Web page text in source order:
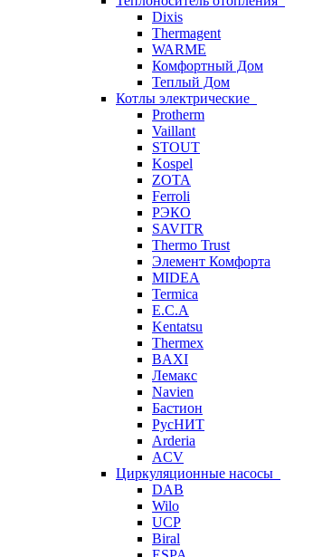
Dixis
Thermagent
WARME
Комфортный Дом
Теплый Дом
Котлы электрические
Protherm
Vaillant
STOUT
Kospel
ZOTA
Ferroli
РЭКО
SAVITR
Thermo Trust
Элемент Комфорта
MIDEA
Termica
E.C.A
Kentatsu
Thermex
BAXI
Лемакс
Navien
Бастион
РусНИТ
Arderia
ACV
Циркуляционные насосы
DAB
Wilo
UCP
Biral